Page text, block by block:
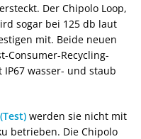
Der Chipolo Loop,
sogar bei 125 db laut
mit. Beide neuen
Consumer-Recycling-
wasser- und staub
werden sie nicht mit
betrieben. Die Chipolo